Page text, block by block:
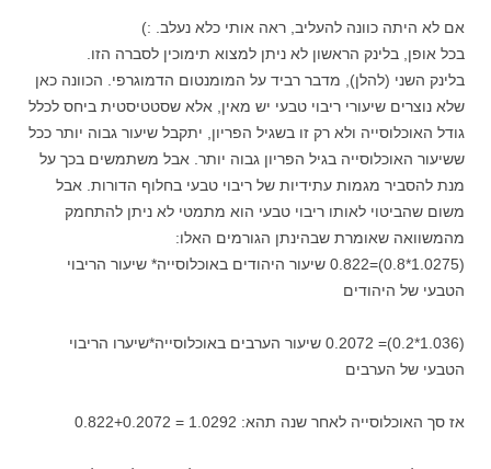
אם לא היתה כוונה להעליב, ראה אותי כלא נעלב. :)
בכל אופן, בלינק הראשון לא ניתן למצוא תימוכין לסברה הזו.
בלינק השני (להלן), מדבר רביד על המומנטום הדמוגרפי. הכוונה כאן
שלא נוצרים שיעורי ריבוי טבעי יש מאין, אלא שסטטיסטית ביחס לכלל
גודל האוכלוסייה ולא רק זו בשגיל הפריון, יתקבל שיעור גבוה יותר ככל
ששיעור האוכלוסייה בגיל הפריון גבוה יותר. אבל משתמשים בכך על
מנת להסביר מגמות עתידיות של ריבוי טבעי בחלוף הדורות. אבל
משום שהביטוי לאותו ריבוי טבעי הוא מתמטי לא ניתן להתחמק
מהמשוואה שאומרת שבהינתן הגורמים האלו:
(1.0275*0.8)=0.822 שיעור היהודים באוכלוסייה* שיעור הריבוי
הטבעי של היהודים
(1.036*0.2)= 0.2072 שיעור הערבים באוכלוסייה*שיערו הריבוי
הטבעי של הערבים
אז סך האוכלוסייה לאחר שנה תהא: 1.0292 = 0.822+0.2072